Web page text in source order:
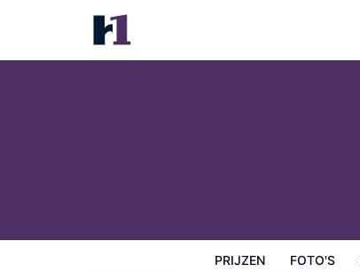
PRIJZEN FOTO'S
Grand Hotel Oriente
Prijzen